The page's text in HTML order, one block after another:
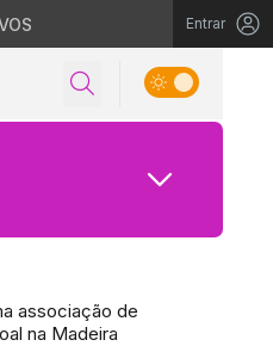
Entrar
associação de
na Madeira